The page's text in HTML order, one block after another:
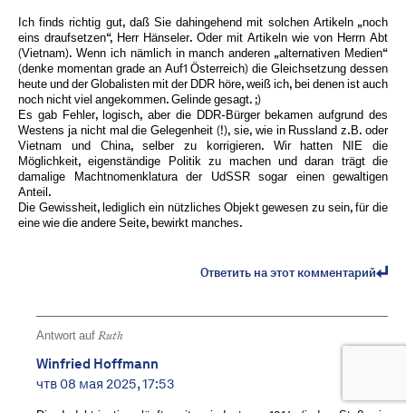
Ich finds richtig gut, daß Sie dahingehend mit solchen Artikeln „noch
eins draufsetzen“, Herr Hänseler. Oder mit Artikeln wie von Herrn Abt
(Vietnam). Wenn ich nämlich in manch anderen „alternativen Medien“
(denke momentan grade an Auf1 Österreich) die Gleichsetzung dessen
heute und der Globalisten mit der DDR höre, weiß ich, bei denen ist auch
noch nicht viel angekommen. Gelinde gesagt. ;)
Es gab Fehler, logisch, aber die DDR-Bürger bekamen aufgrund des
Westens ja nicht mal die Gelegenheit (!), sie, wie in Russland z.B. oder
Vietnam und China, selber zu korrigieren. Wir hatten NIE die
Möglichkeit, eigenständige Politik zu machen und daran trägt die
damalige Machtnomenklatura der UdSSR sogar einen gewaltigen
Anteil.
Die Gewissheit, lediglich ein nützliches Objekt gewesen zu sein, für die
eine wie die andere Seite, bewirkt manches.
Ответить на этот комментарий
Antwort auf Ruth
Winfried Hoffmann
чтв 08 мая 2025, 17:53